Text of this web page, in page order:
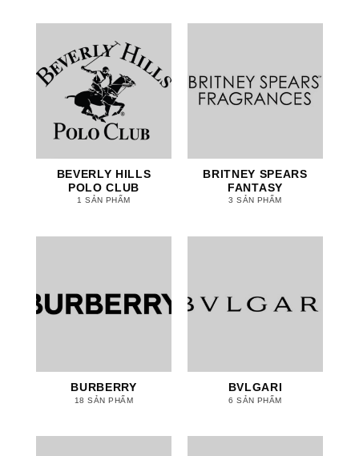
BEVERLY HILLS
POLO CLUB
1 SẢN PHẨM
BRITNEY SPEARS
FANTASY
3 SẢN PHẨM
BURBERRY
18 SẢN PHẨM
BVLGARI
6 SẢN PHẨM